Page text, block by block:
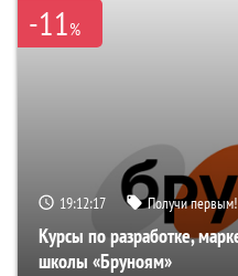
-11%
19:12:16 Получи первым!
Курсы по разработке,
школы «Бруноям»